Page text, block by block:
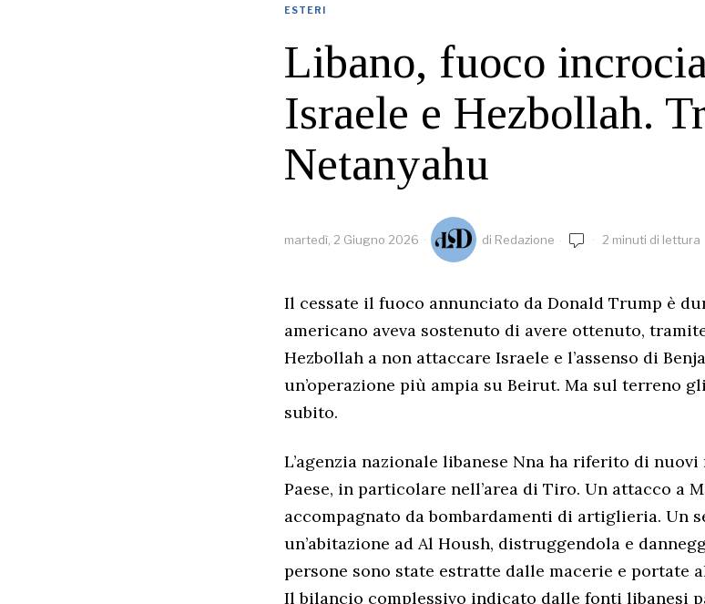
ESTERI
Libano, fuoco
Israele e Hezbollah.
Netanyahu
martedì, 2 Giugno 2026 di Redazione 2 minuti di lettura
Il cessate il fuoco annunciato da Donald Trump è
americano aveva sostenuto di avere ottenuto,
Hezbollah a non attaccare Israele e l’assenso di
un’operazione più ampia su Beirut. Ma sul terreno
subito.
L’agenzia nazionale libanese Nna ha riferito di
Paese, in particolare nell’area di Tiro. Un attacco a
accompagnato da bombardamenti di artiglieria. Un
un’abitazione ad Al Housh, distruggendola e
persone sono state estratte dalle macerie e portate
Il bilancio complessivo indicato dalle fonti libanesi